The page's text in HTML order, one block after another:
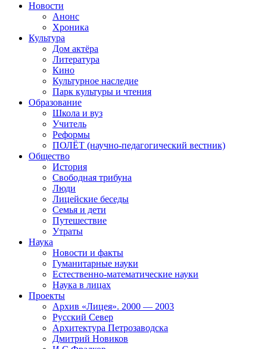
Новости
Анонс
Хроника
Культура
Дом актёра
Литература
Кино
Культурное наследие
Парк культуры и чтения
Образование
Школа и вуз
Учитель
Реформы
ПОЛЁТ (научно-педагогический вестник)
Общество
История
Свободная трибуна
Люди
Лицейские беседы
Семья и дети
Путешествие
Утраты
Наука
Новости и факты
Гуманитарные науки
Естественно-математические науки
Наука в лицах
Проекты
Архив «Лицея». 2000 — 2003
Русский Север
Архитектура Петрозаводска
Дмитрий Новиков